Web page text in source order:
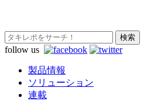
follow us
製品情報
ソリューション
連載